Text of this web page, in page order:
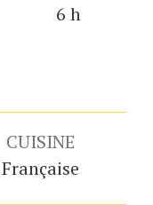
6 heures
h
CUISINE
Française